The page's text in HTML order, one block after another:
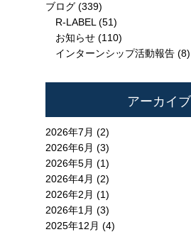
ブログ (339)
R-LABEL (51)
お知らせ (110)
インターンシップ活動報告 (8)
アーカイブ
2026年7月 (2)
2026年6月 (3)
2026年5月 (1)
2026年4月 (2)
2026年2月 (1)
2026年1月 (3)
2025年12月 (4)